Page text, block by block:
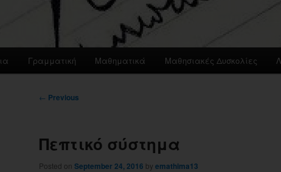
Γραμματική Μαθηματικά Μαθησιακές Δυσκολίες
Post
← Previous
Πεπτικό σύστημα
Posted on September 24, 2016 by emathima13